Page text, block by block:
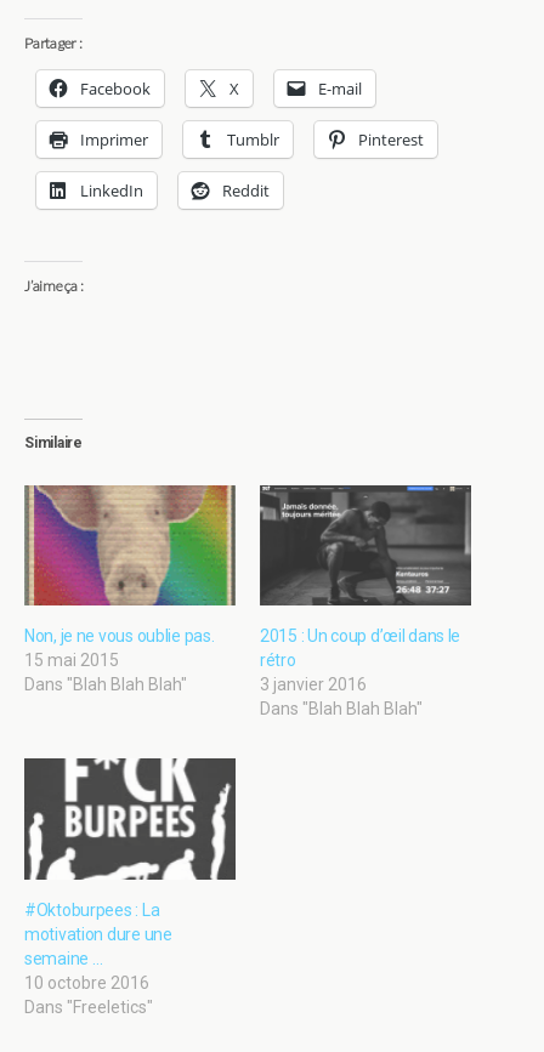
Partager :
Facebook X E-mail
Imprimer Tumblr Pinterest
LinkedIn Reddit
J’aime ça :
Similaire
Non, je ne vous oublie pas.
15 mai 2015
Dans "Blah Blah Blah"
2015 : Un coup d’œil dans le
rétro
3 janvier 2016
Dans "Blah Blah Blah"
#Oktoburpees : La
motivation dure une
semaine …
10 octobre 2016
Dans "Freeletics"